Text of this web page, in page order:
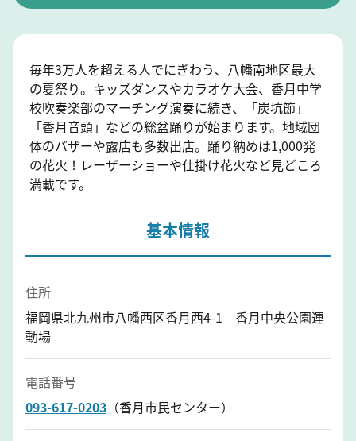
毎年3万人を超える人でにぎわう、八幡南地区最大
の夏祭り。キッズダンスやカラオケ大会、香月中学
校吹奏楽部のマーチング演奏に続き、「炭坑節」
「香月音頭」などの総盆踊りが始まります。地域団
体のバザーや露店も多数出店。踊り納めは1,000発
の花火！レーザーショーや仕掛け花火など見どころ
満載です。
基本情報
住所
福岡県北九州市八幡西区香月西4-1 香月中央公園運
動場
電話番号
093-617-0203 （香月市民センター）